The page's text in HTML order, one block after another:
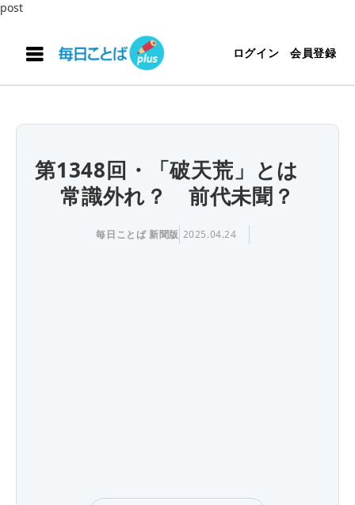
post
ログイン 会員登録
第1348回・「破天荒」とは
常識外れ？ 前代未聞？
毎日ことば 新聞版 2025.04.24